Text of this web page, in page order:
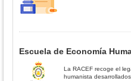
Escuela de Economía
La RACEF recoge el
humanista